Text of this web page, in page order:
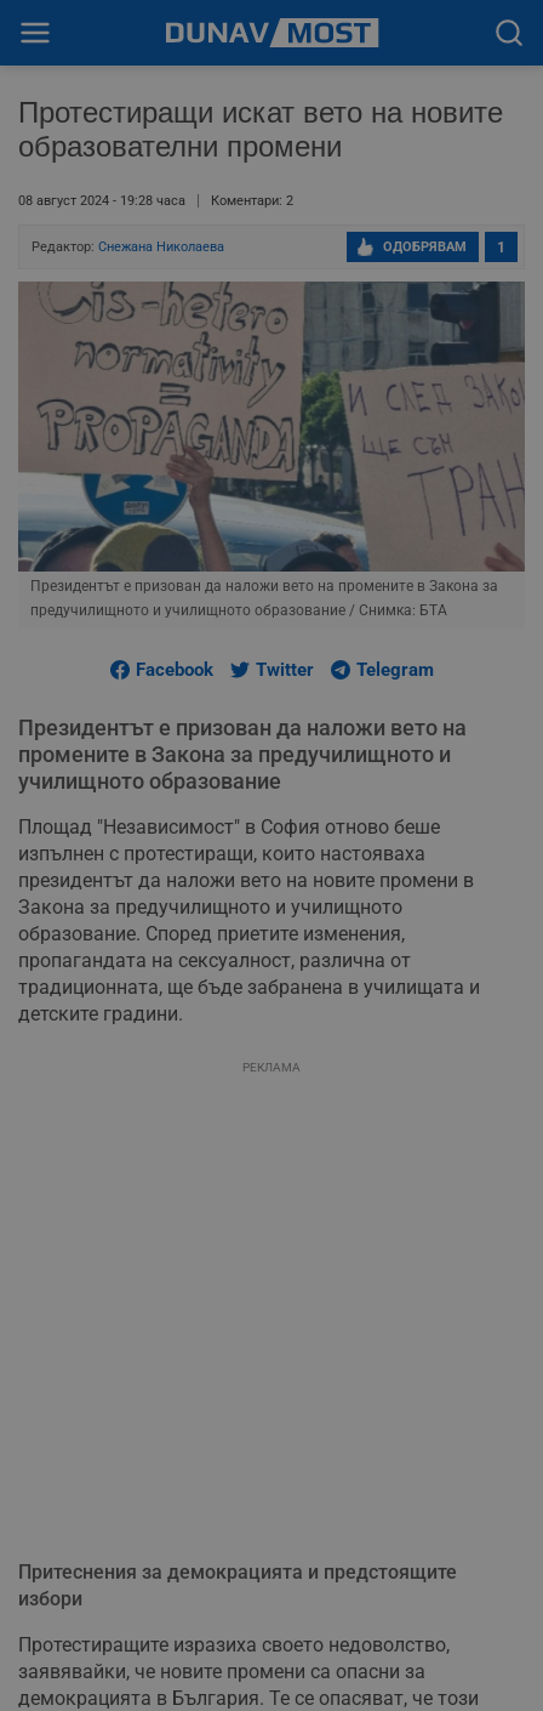
Протестиращи искат вето на новите
образователни промени
08 август 2024 - 19:28 часа Коментари: 2
Редактор: Снежана Николаева 1
ОДОБРЯВАМ
Президентът е призован да наложи вето на промените в Закона за
предучилищното и училищното образование / Снимка: БТА
Facebook Twitter Telegram
Президентът е призован да наложи вето на
промените в Закона за предучилищното и
училищното образование
Площад "Независимост" в София отново беше
изпълнен с протестиращи, които настояваха
президентът да наложи вето на новите промени в
Закона за предучилищното и училищното
образование. Според приетите изменения,
пропагандата на сексуалност, различна от
традиционната, ще бъде забранена в училищата и
детските градини.
РЕКЛАМА
Притеснения за демокрацията и предстоящите
избори
Протестиращите изразиха своето недоволство,
заявявайки, че новите промени са опасни за
демокрацията в България. Те се опасяват, че този